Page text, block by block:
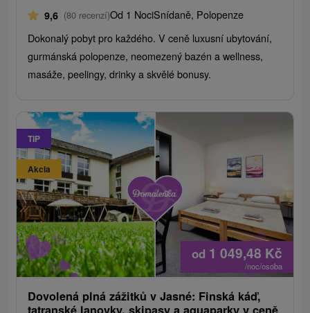
9,6 (80 recenzí)Od 1 NociSnídaně, Polopenze
Dokonalý pobyt pro každého. V ceně luxusní ubytování,
gurmánská polopenze, neomezený bazén a wellness,
masáže, peelingy, drinky a skvělé bonusy.
TIP
Akcia
od 1 049,48 Kč
/noc/osoba
Dovolená plná zážitků v Jasné: Finská káď,
tatranské lanovky, skipasy a aquaparky v ceně